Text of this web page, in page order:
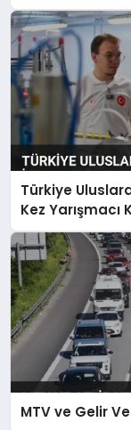
Türkiye
Kez Yarışmacı
MTV ve Gelir